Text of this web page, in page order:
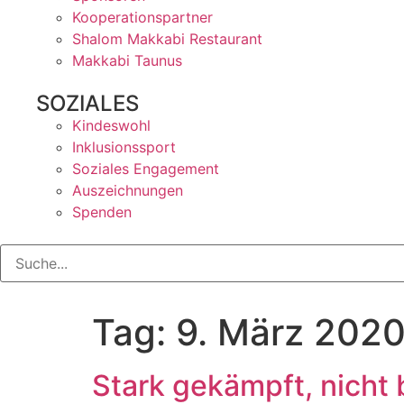
Kooperationspartner
Shalom Makkabi Restaurant
Makkabi Taunus
SOZIALES
Kindeswohl
Inklusionssport
Soziales Engagement
Auszeichnungen
Spenden
Tag: 9. März 2020
Stark gekämpft, nicht